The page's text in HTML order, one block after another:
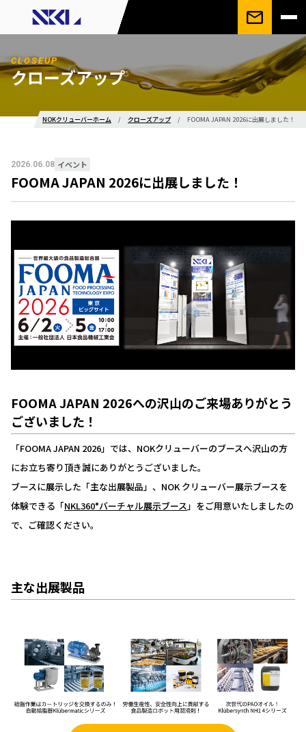
CLOSEUP
クローズアップ
NOKクリューバーホーム / クローズアップ / FOOMA JAPAN 2026に出展しました！
2026.06.08 イベント
FOOMA JAPAN 2026に出展しました！
FOOMA JAPAN 2026への沢山のご来場ありがとう
ございました！
「FOOMA JAPAN 2026」では、NOKクリューバーのブースへ沢山の方
にお立ち寄り頂き誠にありがとうございました。
ブースに展示した「主な出展製品」、NOK クリューバー展示ブースを
体験できる「NKL360°バーチャル展示ブース」をご用意いたしましたの
で、ご確認ください。
主な出展製品